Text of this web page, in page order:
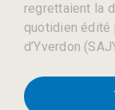
regrettaient la
quotidien édité
d’Yverdon